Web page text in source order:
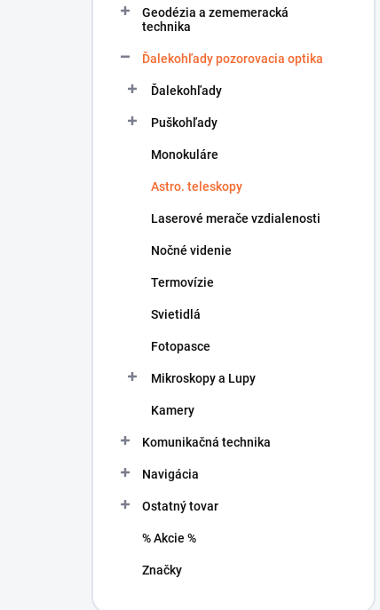
Geodézia a zememeracká
technika
Ďalekohľady pozorovacia optika
Ďalekohľady
Puškohľady
Monokuláre
Astro. teleskopy
Laserové merače vzdialenosti
Nočné videnie
Termovízie
Svietidlá
Fotopasce
Mikroskopy a Lupy
Kamery
Komunikačná technika
Navigácia
Ostatný tovar
% Akcie %
Značky